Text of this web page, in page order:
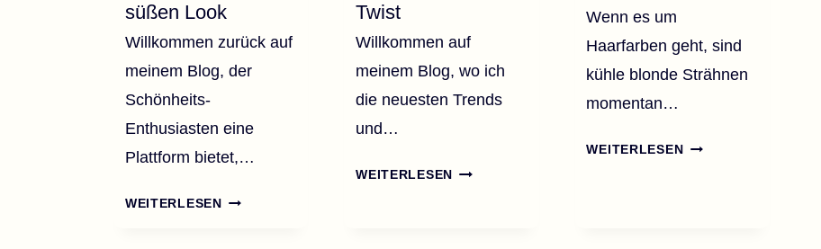
süßen Look
Willkommen zurück auf
meinem Blog, der
Schönheits-
Enthusiasten eine
Plattform bietet,…
WEITERLESEN40
Twist
Willkommen auf
meinem Blog, wo ich
die neuesten Trends
und…
WEITERLESEN
Wenn es um
Haarfarben geht, sind
kühle blonde Strähnen
momentan…
WEITERLESEN26